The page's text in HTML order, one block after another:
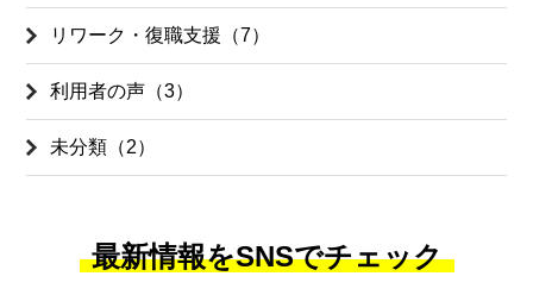
リワーク・復職支援（7）
利用者の声（3）
未分類（2）
最新情報をSNSでチェック